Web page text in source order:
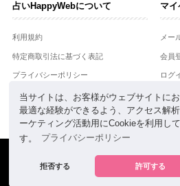
当サイトは、お客様がウェブサイトに
最適な経験ができるよう、アクセス解
ーケティング活動用にCookieを利用し
す。
プライバシーポリシー
拒否する 許可する
占いHappyWebについて
利用規約
特定商取引法に基づく表記
プライバシーポリシー
運営会社
お問合せ
マ
メー
会員
ログ
powered by
掲載の情報や画像など、すべてのコンテンツ